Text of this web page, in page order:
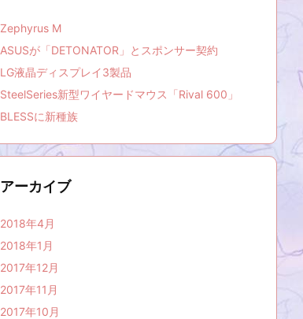
Zephyrus M
ASUSが「DETONATOR」とスポンサー契約
LG液晶ディスプレイ3製品
SteelSeries新型ワイヤードマウス「Rival 600」
BLESSに新種族
アーカイブ
2018年4月
2018年1月
2017年12月
2017年11月
2017年10月